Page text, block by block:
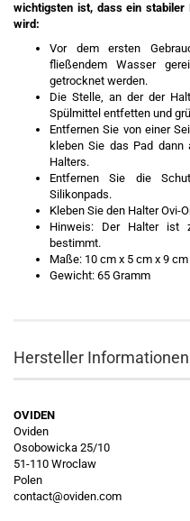
wichtigsten ist, dass ein stabiler
wird:
Vor dem ersten
fließendem Wasser
getrocknet werden.
Die Stelle, an der der
Spülmittel entfetten und
Entfernen Sie von einer
kleben Sie das Pad
Halters.
Entfernen Sie die
Silikonpads.
Kleben Sie den Halter Ovi-
Hinweis: Der Halter ist
bestimmt.
Maße: 10 cm x 5 cm x 9 cm
Gewicht: 65 Gramm
Hersteller Informationen
OVIDEN
Oviden
Osobowicka 25/10
51-110 Wroclaw
Polen
contact@oviden.com